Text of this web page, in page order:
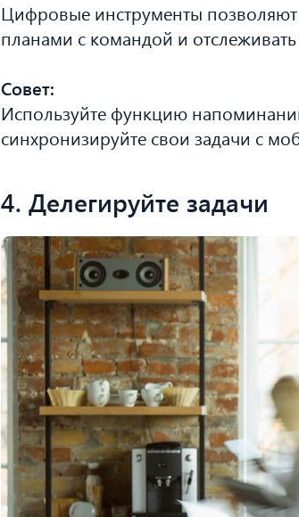
Цифровые инструменты позволяют
планами с командой и отслеживать
Совет:
Используйте функцию
синхронизируйте свои задачи с
4. Делегируйте задачи